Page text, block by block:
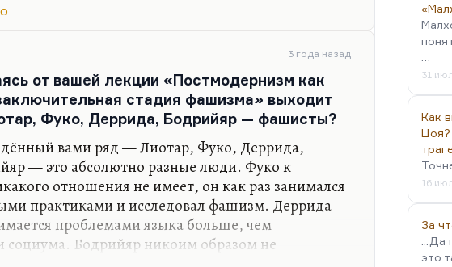
хотя «философия жизни» — это очень
быть клановым и кастовым занятием.
в двадцатом столетии, она перешла
в кафе, на баррикады, она вышла в газетные
литература, естественно, стала с ней…
3 года назад
от вашей лекции «Постмодернизм как
стадия фашизма» выходит
Фуко, Деррида, Бодрийяр — фашисты?
вами ряд — Лиотар, Фуко, Деррида,
— это абсолютно разные люди. Фуко к
отношения не имеет, он как раз занимался
практиками и исследовал фашизм. Деррида
проблемами языка больше, чем
социума. Бодрийяр никоим образом не
31
Как
Цоя?
16
За
это